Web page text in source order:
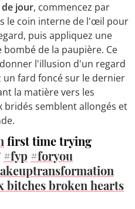
jour, commencez par
le coin interne de l'œil pour
puis appliquez une
de la paupière. Ce
l'illusion d'un regard
un fard foncé sur le dernier
la matière vers les
bridés semblent allongés et
first time trying
#fyp #foryou
bitches broken hearts